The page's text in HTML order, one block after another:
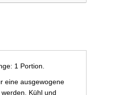
1 Portion.
eine ausgewogene
Kühl und